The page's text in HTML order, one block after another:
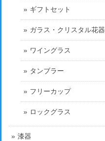
ギフトセット
ガラス・クリスタル花器
ワイングラス
タンブラー
フリーカップ
ロックグラス
漆器